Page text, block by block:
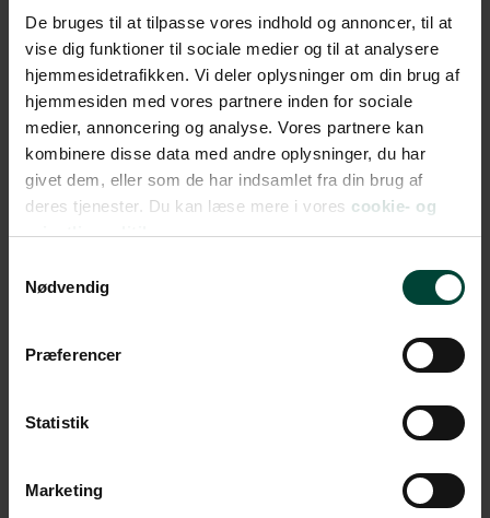
De bruges til at tilpasse vores indhold og annoncer, til at
vise dig funktioner til sociale medier og til at analysere
hjemmesidetrafikken. Vi deler oplysninger om din brug af
hjemmesiden med vores partnere inden for sociale
medier, annoncering og analyse. Vores partnere kan
kombinere disse data med andre oplysninger, du har
givet dem, eller som de har indsamlet fra din brug af
deres tjenester. Du kan læse mere i vores cookie- og
privatlivspolitik.
Nødvendig
Præferencer
Statistik
Marketing